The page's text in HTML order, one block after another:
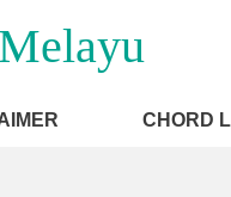
CHORD